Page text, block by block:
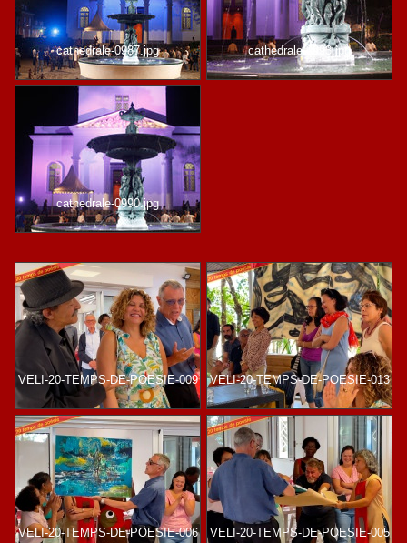
cathedrale-0987.jpg cathedrale-0993.jpg
cathedrale-0990.jpg
VELI-20-TEMPS-DE-POESIE-009 VELI-20-TEMPS-DE-POESIE-013
VELI-20-TEMPS-DE-POESIE-006 VELI-20-TEMPS-DE-POESIE-005